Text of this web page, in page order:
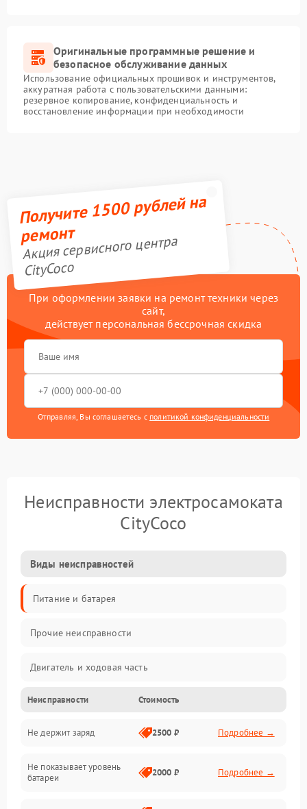
Оригинальные программные решение и
безопасное обслуживание данных
Использование официальных прошивок и инструментов,
аккуратная работа с пользовательскими данными:
резервное копирование, конфиденциальность и
восстановление информации при необходимости
Получите 1500 рублей на
ремонт
Акция сервисного центра
CityCoco
При оформлении заявки на ремонт техники через
сайт,
действует персональная бессрочная скидка
Отправляя, Вы соглашаетесь с политикой конфиденциальности
Неисправности электросамоката
CityCoco
Виды неисправностей
Питание и батарея
Прочие неисправности
Двигатель и ходовая часть
Тормоза и безопасность
Подвеска и колеса
Электроника и управление
Неисправности Стоимость
Не держит заряд 2500 ₽ Подробнее →
Не показывает уровень
батареи
2000 ₽ Подробнее →